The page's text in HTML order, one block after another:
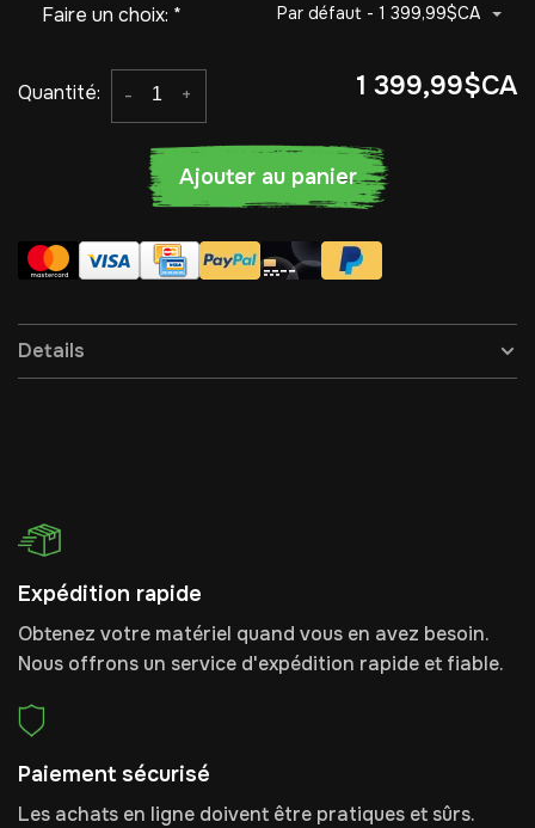
Faire un choix: * Par défaut - 1 399,99$CA
Quantité: +
- 1 399,99$CA
Ajouter au panier
Details
Expédition rapide
Obtenez votre matériel quand vous en avez besoin.
Nous offrons un service d'expédition rapide et fiable.
Paiement sécurisé
Les achats en ligne doivent être pratiques et sûrs.